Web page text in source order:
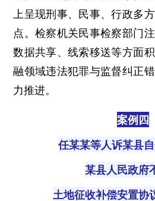
上呈现刑事、民事、行政多
点。检察机关民事检察部门
数据共享、线索移送等方面
融领域违法犯罪与监督纠正
力推进。
案例四
任某某等人诉某县自
某县人民政府
土地征收补偿安置协